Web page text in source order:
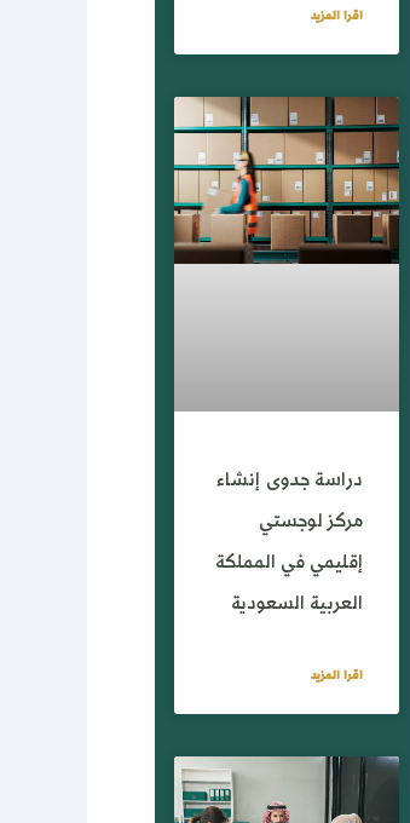
اقرا المزيد
دراسة جدوى إنشاء
مركز لوجستي
إقليمي في المملكة
العربية السعودية
اقرا المزيد